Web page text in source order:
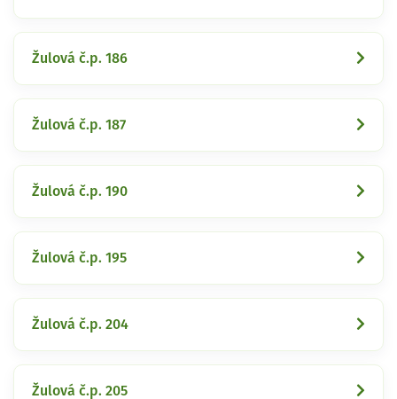
Žulová č.p. 186
Žulová č.p. 187
Žulová č.p. 190
Žulová č.p. 195
Žulová č.p. 204
Žulová č.p. 205